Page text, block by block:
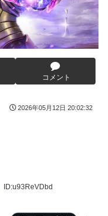
、そのまま時が止まっ
してみた…みんなこれわ
で最強の新能力を登場
破
ー」発売日が2/16に
時の空気感を知りた
た写真を投稿して叩か
ｗｗｗｗｗｗｗｗｗｗ
てるのか分かんない奴
論わかるよ
の日本人の特別な生き
曜の朝から素材を提供
コメント
2026年05月12日 20:02:32
ID:u93ReVDbd